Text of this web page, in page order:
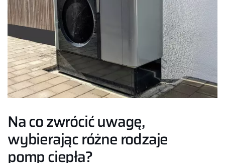
Na co zwrócić uwagę,
wybierając różne rodzaje
pomp ciepła?